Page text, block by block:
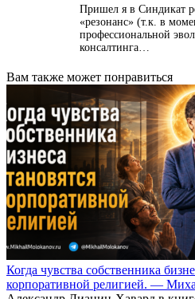
Пришел я в Синдикат
«резонанс» (т.к. в
профессиональной
консалтинга…
Вам также может понравиться
Когда чувства собственника
корпоративной религией. —